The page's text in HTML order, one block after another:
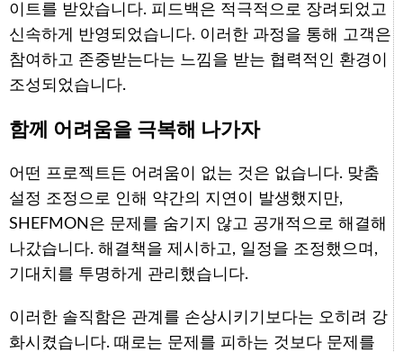
이트를 받았습니다. 피드백은 적극적으로 장려되었고
신속하게 반영되었습니다. 이러한 과정을 통해 고객은
참여하고 존중받는다는 느낌을 받는 협력적인 환경이
조성되었습니다.
함께 어려움을 극복해 나가자
어떤 프로젝트든 어려움이 없는 것은 없습니다. 맞춤
설정 조정으로 인해 약간의 지연이 발생했지만,
SHEFMON은 문제를 숨기지 않고 공개적으로 해결해
나갔습니다. 해결책을 제시하고, 일정을 조정했으며,
기대치를 투명하게 관리했습니다.
이러한 솔직함은 관계를 손상시키기보다는 오히려 강
화시켰습니다. 때로는 문제를 피하는 것보다 문제를